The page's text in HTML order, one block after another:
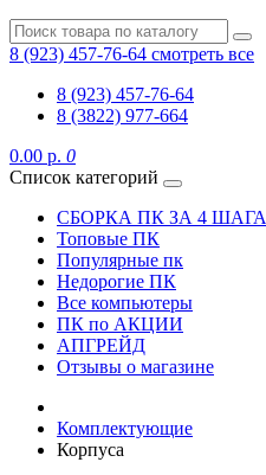
8 (923) 457-76-64 смотреть все
8 (923) 457-76-64
8 (3822) 977-664
0.00 р. 0
Список категорий
СБОРКА ПК ЗА 4 ШАГА
Топовые ПК
Популярные пк
Недорогие ПК
Все компьютеры
ПК по АКЦИИ
АПГРЕЙД
Отзывы о магазине
Комплектующие
Корпуса